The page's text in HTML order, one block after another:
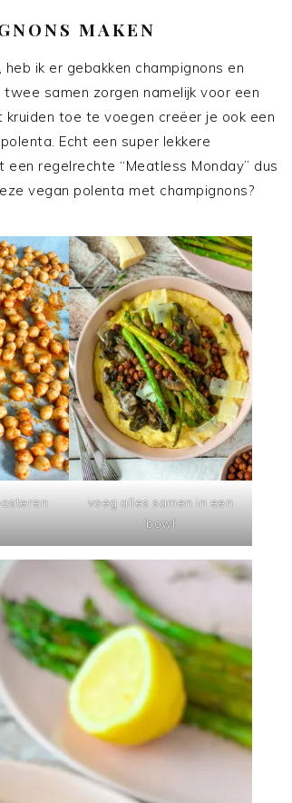
MAKEN
ik er gebakken champignons en
samen zorgen namelijk voor een
toe te voegen creëer je ook een
Echt een super lekkere
regelrechte “Meatless Monday” dus
vegan polenta met champignons?
voeg alles samen in een
‘bowl’